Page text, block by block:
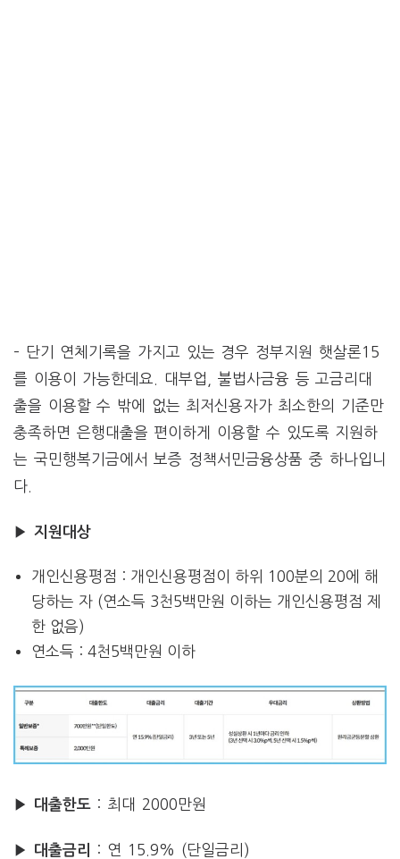
– 단기 연체기록을 가지고 있는 경우 정부지원 햇살론15
를 이용이 가능한데요. 대부업, 불법사금융 등 고금리대
출을 이용할 수 밖에 없는 최저신용자가 최소한의 기준만
충족하면 은행대출을 편이하게 이용할 수 있도록 지원하
는 국민행복기금에서 보증 정책서민금융상품 중 하나입니
다.
▶ 지원대상
개인신용평점 : 개인신용평점이 하위 100분의 20에 해
당하는 자 (연소득 3천5백만원 이하는 개인신용평점 제
한 없음)
연소득 : 4천5백만원 이하
▶ 대출한도 : 최대 2000만원
▶ 대출금리 : 연 15.9% (단일금리)